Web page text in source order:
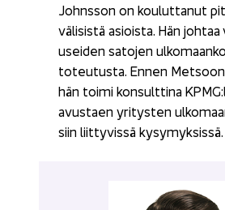
Johns­son on kou­lut­ta­nut
vä­li­sis­tä asiois­ta. Hän
usei­den sa­to­jen
to­teu­tus­ta. Ennen
hän toimi kon­sult­ti­na
avus­taen yri­tys­ten
siin liit­ty­vis­sä ky­sy­myk­sis­sä.